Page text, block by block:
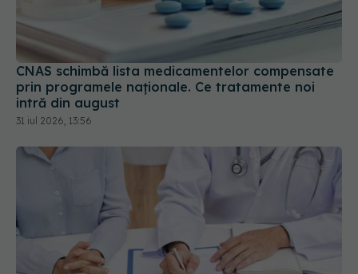
CNAS schimbă lista medicamentelor compensate
prin programele naționale. Ce tratamente noi
intră din august
31 iul 2026, 13:56